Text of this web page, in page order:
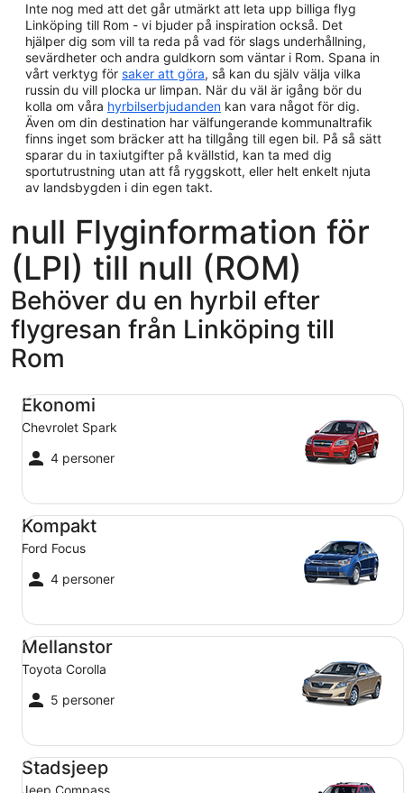
Inte nog med att det går utmärkt att leta upp billiga flyg
Linköping till Rom - vi bjuder på inspiration också. Det
hjälper dig som vill ta reda på vad för slags underhållning,
sevärdheter och andra guldkorn som väntar i Rom. Spana in
vårt verktyg för saker att göra, så kan du själv välja vilka
russin du vill plocka ur limpan. När du väl är igång bör du
kolla om våra hyrbilserbjudanden kan vara något för dig.
Även om din destination har välfungerande kommunaltrafik
finns inget som bräcker att ha tillgång till egen bil. På så sätt
sparar du in taxiutgifter på kvällstid, kan ta med dig
sportutrustning utan att få ryggskott, eller helt enkelt njuta
av landsbygden i din egen takt.
null Flyginformation för
(LPI) till null (ROM)
Behöver du en hyrbil efter
flygresan från Linköping till
Rom
Ekonomi
Chevrolet Spark
4 personer
Ekonomi Chevrolet Spark
Kompakt
Ford Focus
4 personer
Kompakt Ford Focus
Mellanstor
Toyota Corolla
5 personer
Mellanstor Toyota Corolla
Stadsjeep
Jeep Compass
Stadsjeep Jeep Compass